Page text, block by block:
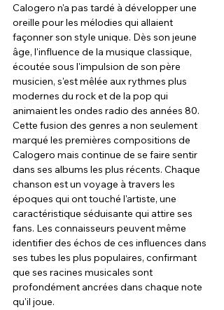
Calogero n'a pas tardé à développer une
oreille pour les mélodies qui allaient
façonner son style unique. Dès son jeune
âge, l'influence de la musique classique,
écoutée sous l'impulsion de son père
musicien, s'est mêlée aux rythmes plus
modernes du rock et de la pop qui
animaient les ondes radio des années 80.
Cette fusion des genres a non seulement
marqué les premières compositions de
Calogero mais continue de se faire sentir
dans ses albums les plus récents. Chaque
chanson est un voyage à travers les
époques qui ont touché l'artiste, une
caractéristique séduisante qui attire ses
fans. Les connaisseurs peuvent même
identifier des échos de ces influences dans
ses tubes les plus populaires, confirmant
que ses racines musicales sont
profondément ancrées dans chaque note
qu'il joue.